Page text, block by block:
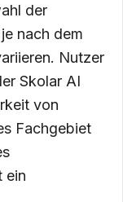
der
nach dem
Nutzer
Skolar AI
von
Fachgebiet
ein